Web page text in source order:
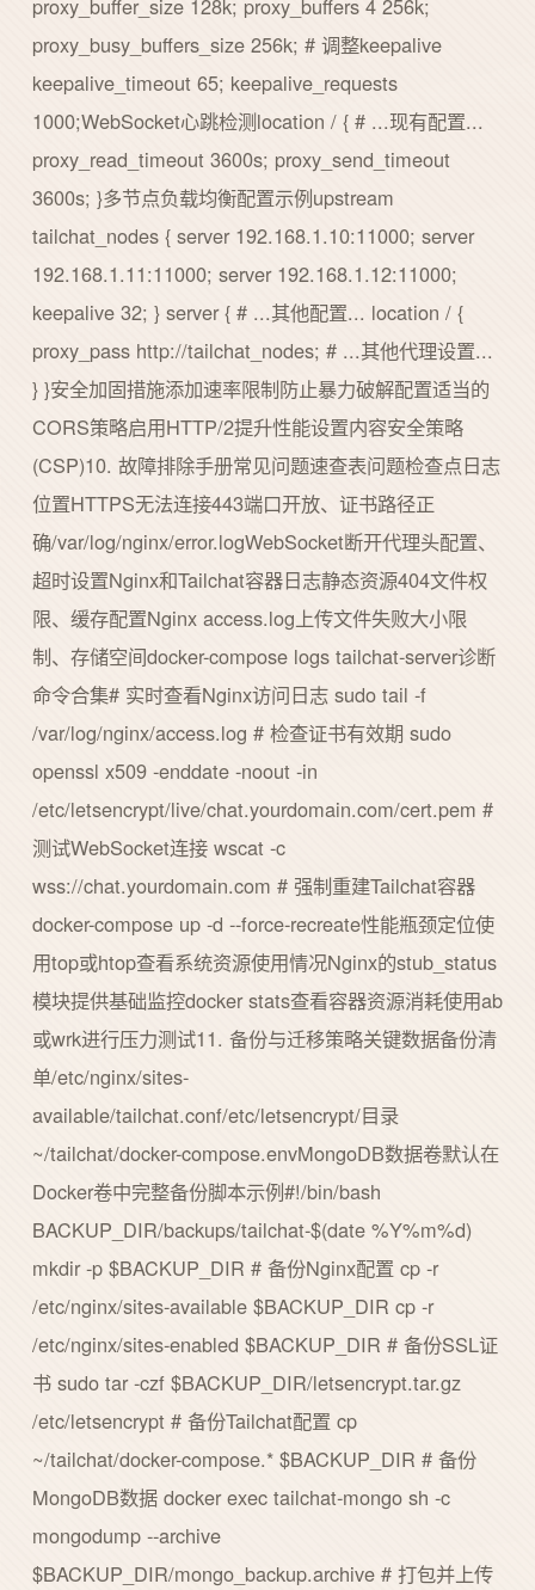
proxy_buffer_size 128k; proxy_buffers 4 256k;
proxy_busy_buffers_size 256k; # 调整keepalive
keepalive_timeout 65; keepalive_requests
1000;WebSocket心跳检测location / { # ...现有配置...
proxy_read_timeout 3600s; proxy_send_timeout
3600s; }多节点负载均衡配置示例upstream
tailchat_nodes { server 192.168.1.10:11000; server
192.168.1.11:11000; server 192.168.1.12:11000;
keepalive 32; } server { # ...其他配置... location / {
proxy_pass http://tailchat_nodes; # ...其他代理设置...
} }安全加固措施添加速率限制防止暴力破解配置适当的
CORS策略启用HTTP/2提升性能设置内容安全策略
(CSP)10. 故障排除手册常见问题速查表问题检查点日志
位置HTTPS无法连接443端口开放、证书路径正
确/var/log/nginx/error.logWebSocket断开代理头配置、
超时设置Nginx和Tailchat容器日志静态资源404文件权
限、缓存配置Nginx access.log上传文件失败大小限
制、存储空间docker-compose logs tailchat-server诊断
命令合集# 实时查看Nginx访问日志 sudo tail -f
/var/log/nginx/access.log # 检查证书有效期 sudo
openssl x509 -enddate -noout -in
/etc/letsencrypt/live/chat.yourdomain.com/cert.pem #
测试WebSocket连接 wscat -c
wss://chat.yourdomain.com # 强制重建Tailchat容器
docker-compose up -d --force-recreate性能瓶颈定位使
用top或htop查看系统资源使用情况Nginx的stub_status
模块提供基础监控docker stats查看容器资源消耗使用ab
或wrk进行压力测试11. 备份与迁移策略关键数据备份清
单/etc/nginx/sites-
available/tailchat.conf/etc/letsencrypt/目录
~/tailchat/docker-compose.envMongoDB数据卷默认在
Docker卷中完整备份脚本示例#!/bin/bash
BACKUP_DIR/backups/tailchat-$(date %Y%m%d)
mkdir -p $BACKUP_DIR # 备份Nginx配置 cp -r
/etc/nginx/sites-available $BACKUP_DIR cp -r
/etc/nginx/sites-enabled $BACKUP_DIR # 备份SSL证
书 sudo tar -czf $BACKUP_DIR/letsencrypt.tar.gz
/etc/letsencrypt # 备份Tailchat配置 cp
~/tailchat/docker-compose.* $BACKUP_DIR # 备份
MongoDB数据 docker exec tailchat-mongo sh -c
mongodump --archive
$BACKUP_DIR/mongo_backup.archive # 打包并上传